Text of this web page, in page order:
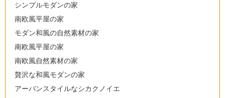
シンプルモダンの家
南欧風平屋の家
モダン和風の自然素材の家
南欧風平屋の家
南欧風自然素材の家
贅沢な和風モダンの家
アーバンスタイルなシカクノイエ